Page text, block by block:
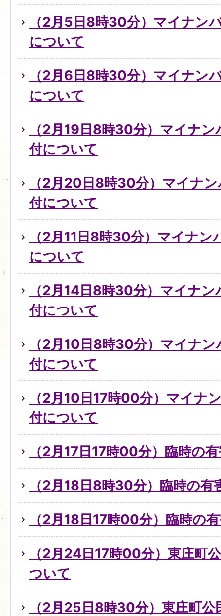
（2月5日8時30分）マイナン
について
（2月6日8時30分）マイナン
について
（2月19日8時30分）マイナ
付について
（2月20日8時30分）マイナ
付について
（2月11日8時30分）マイナン
について
（2月14日8時30分）マイナ
付について
（2月10日8時30分）マイナ
付について
（2月10日17時00分）マイナ
付について
（2月17日17時00分）臨時の
（2月18日8時30分）臨時の
（2月18日17時00分）臨時の
（2月24日17時00分）東庄町
ついて
（2月25日8時30分）東庄町